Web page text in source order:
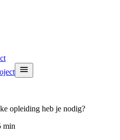
opleiding heb je nodig?
min